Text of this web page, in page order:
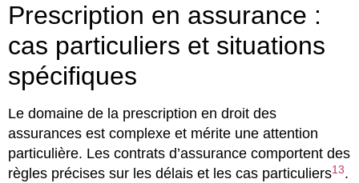
Prescription en assurance :
cas particuliers et situations
spécifiques
Le domaine de la prescription en droit des
assurances est complexe et mérite une attention
particulière. Les contrats d’assurance comportent des
règles précises sur les délais et les cas particuliers13.